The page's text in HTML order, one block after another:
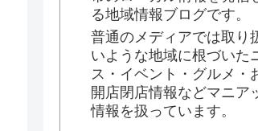
る地域情報ブログです。
普通のメディアでは取り
いような地域に根づいた
ス・イベント・グルメ・
開店閉店情報などマニア
情報を扱っています。